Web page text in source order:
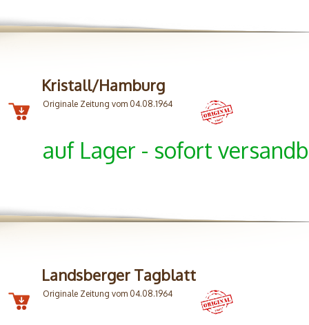
Kristall/Hamburg
Originale Zeitung vom 04.08.1964
auf Lager - sofort
Landsberger Tagblatt
Originale Zeitung vom 04.08.1964